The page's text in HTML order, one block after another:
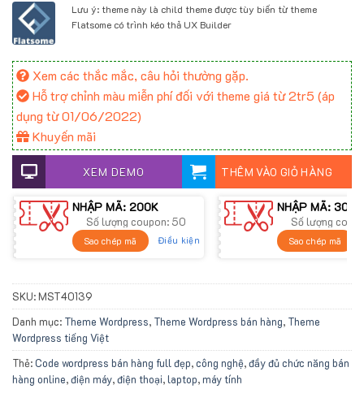
Lưu ý: theme này là child theme được tùy biến từ theme
Flatsome có trình kéo thả UX Builder
Xem các thắc mắc, câu hỏi thường gặp.
Hỗ trợ chỉnh màu miễn phí đối với theme giá từ 2tr5 (áp
dụng từ 01/06/2022)
Khuyến mãi
XEM DEMO THÊM VÀO GIỎ HÀNG
NHẬP MÃ: 200K
Số lượng coupon: 50
Sao chép mã Điều kiện
NHẬP MÃ: 300K
Số lượng
Sao chép mã
SKU: MST40139
Danh mục: Theme Wordpress, Theme Wordpress bán hàng, Theme
Wordpress tiếng Việt
Thẻ:Code wordpress bán hàng full đẹp,công nghệ,đầy đủ chức năng bán
hàng online,điện máy,điện thoại,laptop,máy tính